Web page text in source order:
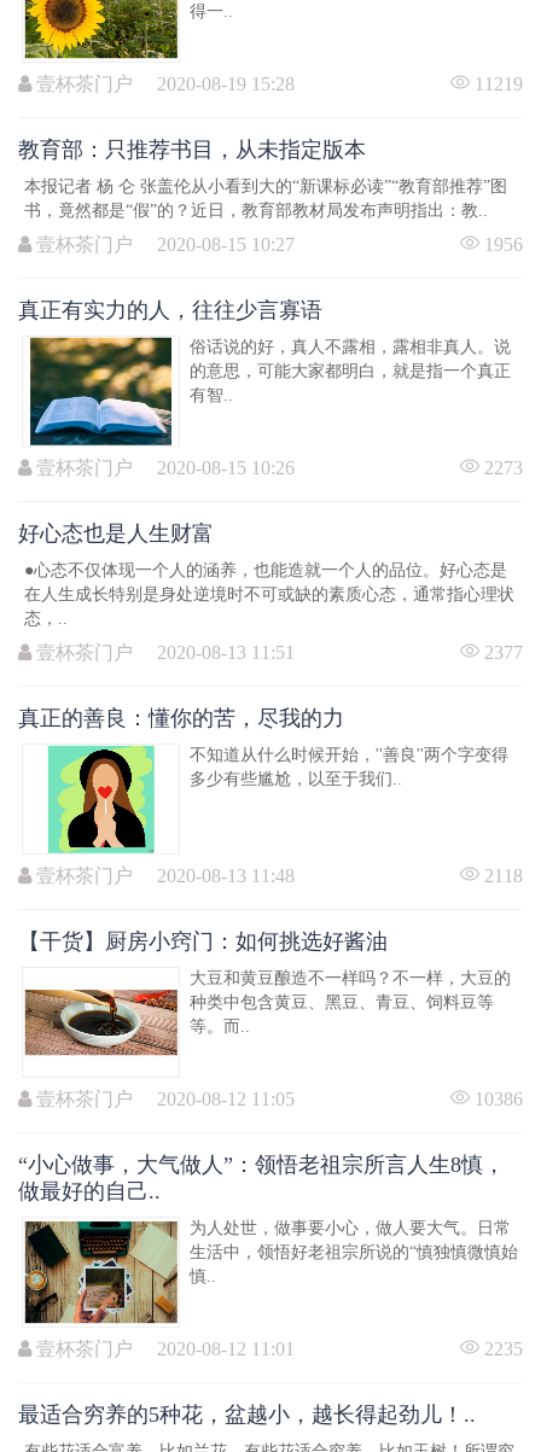
得一..
壹杯茶门户 2020-08-19 15:28 11219
教育部：只推荐书目，从未指定版本
本报记者 杨 仑 张盖伦从小看到大的“新课标必读”“教育部推荐”图
书，竟然都是“假”的？近日，教育部教材局发布声明指出：教..
壹杯茶门户 2020-08-15 10:27 1956
真正有实力的人，往往少言寡语
俗话说的好，真人不露相，露相非真人。说
的意思，可能大家都明白，就是指一个真正
有智..
壹杯茶门户 2020-08-15 10:26 2273
好心态也是人生财富
●心态不仅体现一个人的涵养，也能造就一个人的品位。好心态是
在人生成长特别是身处逆境时不可或缺的素质心态，通常指心理状
态，..
壹杯茶门户 2020-08-13 11:51 2377
真正的善良：懂你的苦，尽我的力
不知道从什么时候开始，''善良''两个字变得
多少有些尴尬，以至于我们..
壹杯茶门户 2020-08-13 11:48 2118
【干货】厨房小窍门：如何挑选好酱油
大豆和黄豆酿造不一样吗？不一样，大豆的
种类中包含黄豆、黑豆、青豆、饲料豆等
等。而..
壹杯茶门户 2020-08-12 11:05 10386
“小心做事，大气做人”：领悟老祖宗所言人生8慎，
做最好的自己..
为人处世，做事要小心，做人要大气。日常
生活中，领悟好老祖宗所说的“慎独慎微慎始
慎..
壹杯茶门户 2020-08-12 11:01 2235
最适合穷养的5种花，盆越小，越长得起劲儿！..